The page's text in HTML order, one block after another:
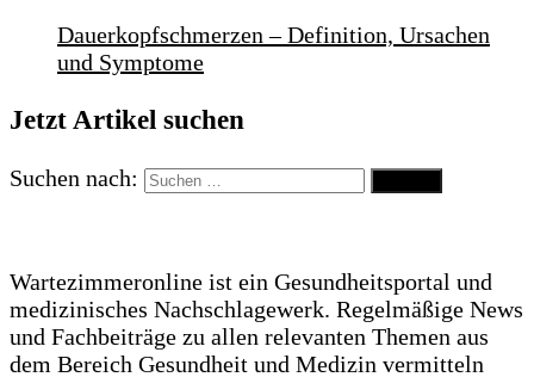
Dauerkopfschmerzen – Definition, Ursachen
und Symptome
Jetzt Artikel suchen
Suchen nach:
Wartezimmeronline ist ein Gesundheitsportal und
medizinisches Nachschlagewerk. Regelmäßige News
und Fachbeiträge zu allen relevanten Themen aus
dem Bereich Gesundheit und Medizin vermitteln